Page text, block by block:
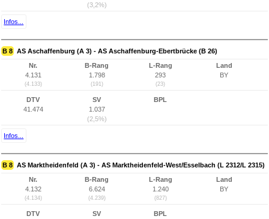
(3,2%)
Infos...
B 8 AS Aschaffenburg (A 3) - AS Aschaffenburg-Ebertbrücke (B 26)
Nr.
4.131
(4.133)
B-Rang
1.798
(191)
L-Rang
293
(23)
Land
BY
DTV
41.474
SV
1.037
(2,5%)
BPL
Infos...
B 8 AS Marktheidenfeld (A 3) - AS Marktheidenfeld-West/Esselbach (L 2312/L 2315)
Nr.
4.132
(4.134)
B-Rang
6.624
(4.239)
L-Rang
1.240
(827)
Land
BY
DTV SV BPL